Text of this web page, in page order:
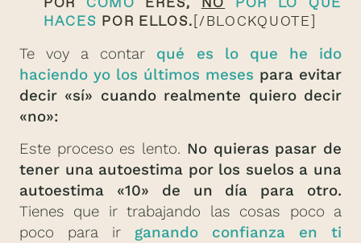
HACES POR ELLOS.[/BLOCKQUOTE]
Te voy a contar qué es lo que he ido
haciendo yo los últimos meses para evitar
decir «sí» cuando realmente quiero decir
«no»:
Este proceso es lento. No quieras pasar de
tener una autoestima por los suelos a una
autoestima «10» de un día para otro.
Tienes que ir trabajando las cosas poco a
poco para ir ganando confianza en ti